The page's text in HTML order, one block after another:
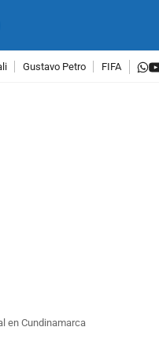
Gustavo Petro FIFA
en Cundinamarca